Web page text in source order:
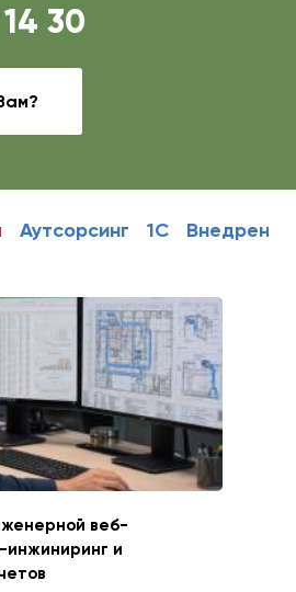
30
Аутсорсинг 1С
веб-
и